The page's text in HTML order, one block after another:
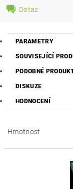
Dotaz
PARAMETRY
SOUVISEJÍCÍ
PODOBNÉ
DISKUZE
HODNOCENÍ
Hmotnost